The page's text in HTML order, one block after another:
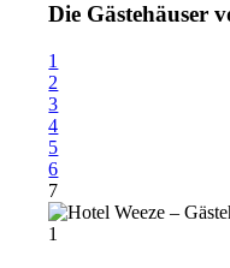
Die Gästehäuser
1
2
3
4
5
6
7
1